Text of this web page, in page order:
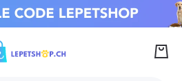
CONTENU